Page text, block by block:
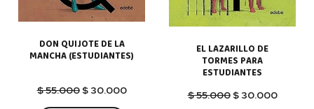
DON QUIJOTE DE LA
MANCHA (ESTUDIANTES)
$55.000 El
$30.000El
EL LAZARILLO DE
TORMES PARA
ESTUDIANTES
$55.000 El
$30.000El